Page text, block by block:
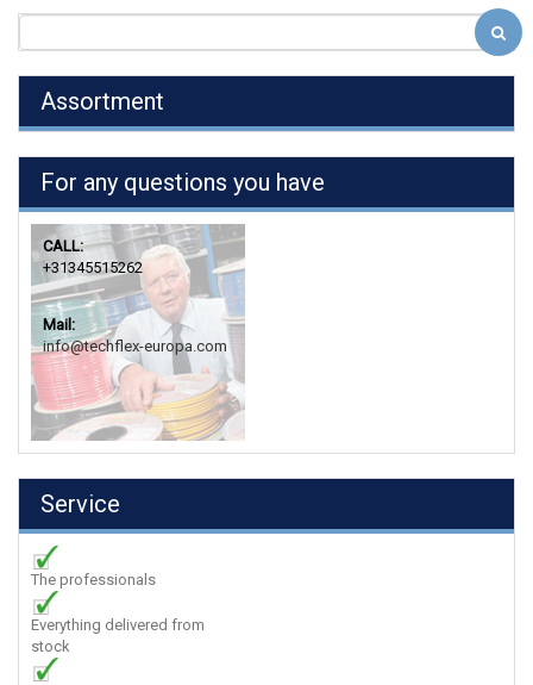
Assortment
For any questions you have
CALL:
+31345515262
Mail:
info@techflex-europa.com
Service
The professionals
Everything delivered from
stock